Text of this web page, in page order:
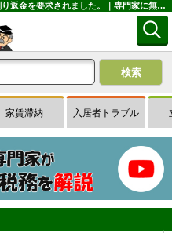
入居者が月の途中で退去、仲介業者に賃料日割り返金を要求されました。｜専門家に無料相談できる賃貸経営Ｑ＆Ａサイトはお悩み大家さん
家賃滞納 入居者トラブル